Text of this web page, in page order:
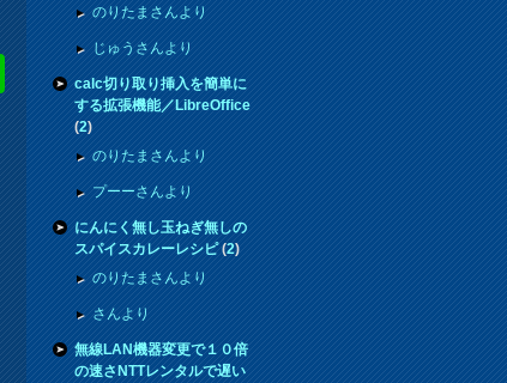
のりたまさんより
じゅうさんより
calc切り取り挿入を簡単に
する拡張機能／LibreOffice
(2)
のりたまさんより
プーーさんより
にんにく無し玉ねぎ無しの
スパイスカレーレシピ(2)
のりたまさんより
さんより
無線LAN機器変更で１０倍
の速さNTTレンタルで遅い